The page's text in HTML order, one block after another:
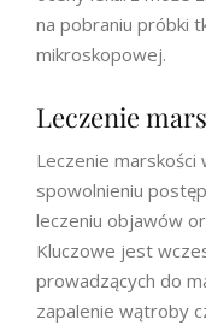
na pobraniu próbki
mikroskopowej.
Leczenie
Leczenie
spowolnieniu
leczeniu objawów
Kluczowe jest
prowadzących do
zapalenie wątroby